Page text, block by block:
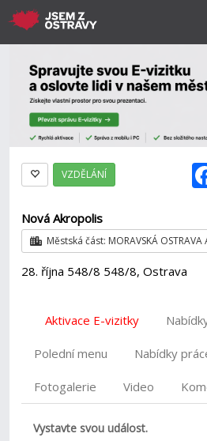
VZDĚLÁNÍ
Nová Akropolis
Městská část: MORAVSKÁ OSTRAVA
28. října 548/8 548/8, Ostrava
Aktivace E-vizitky
Polední menu Nabídky
Fotogalerie Video
Vystavte svou událost.